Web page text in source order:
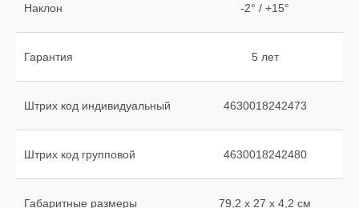
Наклон -2° / +15°
Гарантия 5 лет
Штрих код индивидуальный 4630018242473
Штрих код групповой 4630018242480
Габаритные размеры
79,2 х 27 х 4,2 см